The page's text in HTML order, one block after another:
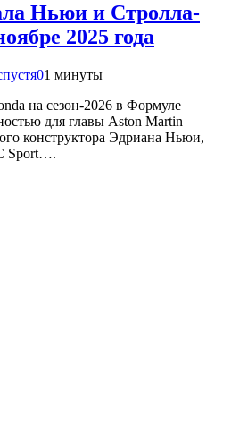
Ньюи и Стролла-
2025 года
01 минуты
на сезон-2026 в Формуле
для главы Aston Martin
конструктора Эдриана Ньюи,
Sport….